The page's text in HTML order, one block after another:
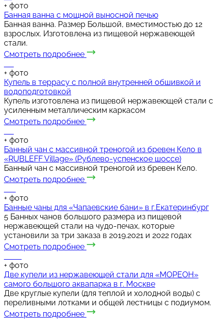
+ фото
Банная ванна с мощной выносной печью
Банная ванна. Размер Большой, вместимостью до 12
взрослых. Изготовлена из пищевой нержавеющей
стали.
Смотреть подробнее
+ фото
Купель в террасу с полной внутренней обшивкой и
водоподготовкой
Купель изготовлена из пищевой нержавеющей стали с
усиленным металлическим каркасом
Смотреть подробнее
+ фото
Банный чан с массивной треногой из бревен Кело в
«RUBLEFF Village» (Рублево-успенское шоссе)
Банный чан с массивной треногой из бревен Кело.
Смотреть подробнее
+ фото
Банные чаны для «Чапаевские бани» в г.Екатеринбург
5 Банных чанов большого размера из пищевой
нержавеющей стали на чудо-печах, которые
установили за три заказа в 2019.2021 и 2022 годах
Смотреть подробнее
+ фото
Две купели из нержавеющей стали для «МОРЕОН»
самого большого аквапарка в г. Москве
Две круглые купели (для теплой и холодной воды) с
переливными лотками и общей лестницы с подиумом.
Смотреть подробнее